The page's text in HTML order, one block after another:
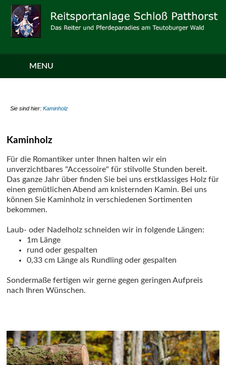
MENU
Sie sind hier: Kaminholz
Kaminholz
Für die Romantiker unter Ihnen halten wir ein
unverzichtbares "Accessoire" für stilvolle Stunden bereit.
Das ganze Jahr über finden Sie bei uns erstklassiges Holz für
einen gemütlichen Abend am knisternden Kamin. Bei uns
können Sie Kaminholz in verschiedenen Sortimenten
bekommen.
Laub- oder Nadelholz schneiden wir in folgende Längen:
1m Länge
rund oder gespalten
0,33 cm Länge als Rundling oder gespalten
Sondermaße fertigen wir gerne gegen geringen Aufpreis
nach Ihren Wünschen.